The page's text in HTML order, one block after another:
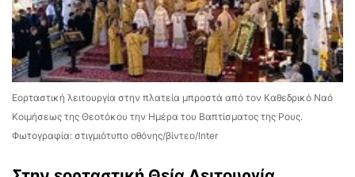
Εορταστική λειτουργία στην πλατεία μπροστά από τον Καθεδρικό Ναό
Κοιμήσεως της Θεοτόκου την Ημέρα του Βαπτίσματος της Ρους.
Φωτογραφία: στιγμιότυπο οθόνης/βίντεο/Inter